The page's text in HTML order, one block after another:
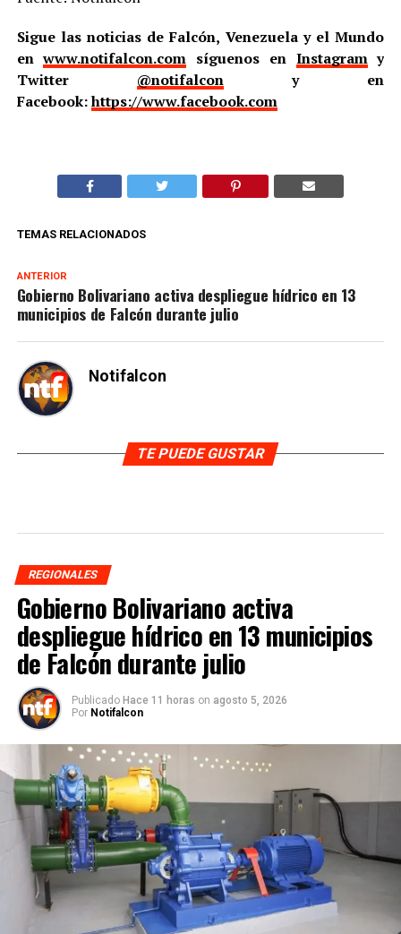
Sigue las noticias de Falcón, Venezuela y el Mundo
enwww.notifalcon.com síguenos en Instagramy
Twitter @notifalcony en
Facebook:https://www.facebook.com
TEMAS RELACIONADOS
ANTERIOR
Gobierno Bolivariano activa despliegue hídrico en 13
municipios de Falcón durante julio
Notifalcon
TE PUEDE GUSTAR
REGIONALES
Gobierno Bolivariano activa
despliegue hídrico en 13 municipios
de Falcón durante julio
Publicado Hace 11 horas on agosto 5, 2026
Por Notifalcon